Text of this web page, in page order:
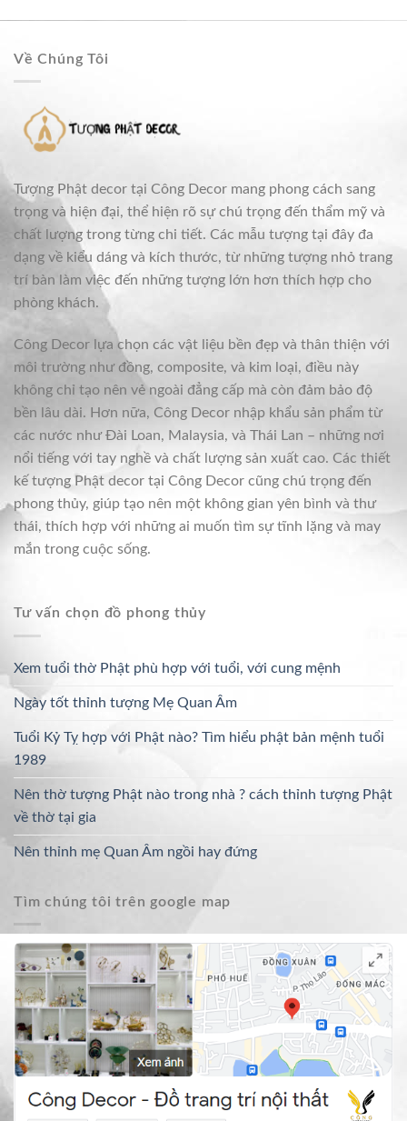
Về Chúng Tôi
Tượng Phật decor tại Công Decor mang phong cách sang
trọng và hiện đại, thể hiện rõ sự chú trọng đến thẩm mỹ và
chất lượng trong từng chi tiết. Các mẫu tượng tại đây đa
dạng về kiểu dáng và kích thước, từ những tượng nhỏ trang
trí bàn làm việc đến những tượng lớn hơn thích hợp cho
phòng khách.
Công Decor lựa chọn các vật liệu bền đẹp và thân thiện với
môi trường như đồng, composite, và kim loại, điều này
không chỉ tạo nên vẻ ngoài đẳng cấp mà còn đảm bảo độ
bền lâu dài. Hơn nữa, Công Decor nhập khẩu sản phẩm từ
các nước như Đài Loan, Malaysia, và Thái Lan – những nơi
nổi tiếng với tay nghề và chất lượng sản xuất cao. Các thiết
kế tượng Phật decor tại Công Decor cũng chú trọng đến
phong thủy, giúp tạo nên một không gian yên bình và thư
thái, thích hợp với những ai muốn tìm sự tĩnh lặng và may
mắn trong cuộc sống.
Tư vấn chọn đồ phong thủy
Xem tuổi thờ Phật phù hợp với tuổi, với cung mệnh
Ngày tốt thỉnh tượng Mẹ Quan Âm
Tuổi Kỷ Tỵ hợp với Phật nào? Tìm hiểu phật bản mệnh tuổi
1989
Nên thờ tượng Phật nào trong nhà ? cách thỉnh tượng Phật
về thờ tại gia
Nên thỉnh mẹ Quan Âm ngồi hay đứng
Tìm chúng tôi trên google map